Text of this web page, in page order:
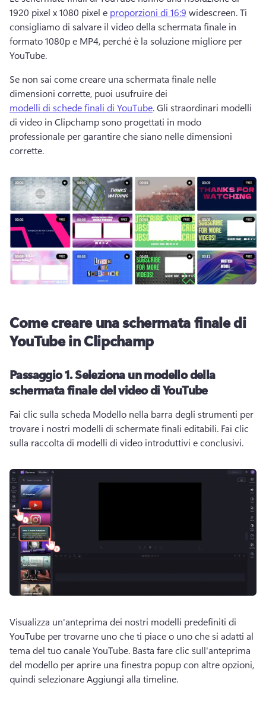
1920 pixel x 1080 pixel e proporzioni di 16:9 widescreen. Ti
consigliamo di salvare il video della schermata finale in
formato 1080p e MP4, perché è la soluzione migliore per
YouTube.
Se non sai come creare una schermata finale nelle
dimensioni corrette, puoi usufruire dei
modelli di schede finali di YouTube. Gli straordinari modelli
di video in Clipchamp sono progettati in modo
professionale per garantire che siano nelle dimensioni
corrette.
Come creare una schermata finale di
YouTube in Clipchamp
Passaggio 1.Seleziona un modello della
schermata finale del video di YouTube
Fai clic sulla scheda Modello nella barra degli strumenti per
trovare i nostri modelli di schermate finali editabili. Fai clic
sulla raccolta di modelli di video introduttivi e conclusivi.
Visualizza un'anteprima dei nostri modelli predefiniti di
YouTube per trovarne uno che ti piace o uno che si adatti al
tema del tuo canale YouTube. Basta fare clic sull'anteprima
del modello per aprire una finestra popup con altre opzioni,
quindi selezionare Aggiungi alla timeline.